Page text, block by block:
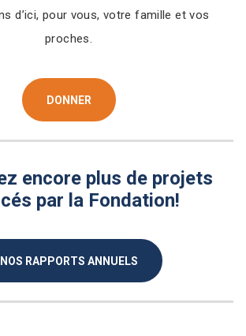
d’ici, pour vous, votre famille et vos
proches.
DONNER
encore plus de projets
par la Fondation!
NOS RAPPORTS ANNUELS